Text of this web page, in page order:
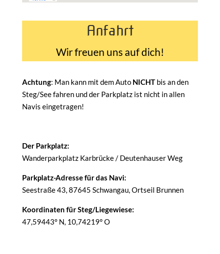
Anfahrt
Wir freuen uns auf dich!
Achtung: Man kann mit dem Auto NICHT bis an den
Steg/See fahren und der Parkplatz ist nicht in allen
Navis eingetragen!
Der Parkplatz:
Wanderparkplatz Karbrücke / Deutenhauser Weg
Parkplatz-Adresse für das Navi:
Seestraße 43, 87645 Schwangau, Ortseil Brunnen
Koordinaten für Steg/Liegewiese:
47,59443° N, 10,74219° O